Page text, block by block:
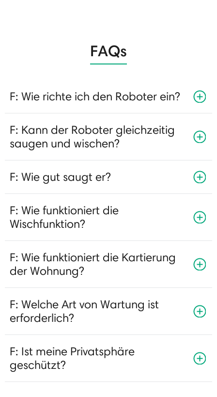
FAQs
F: Wie richte ich den Roboter ein?
F: Kann der Roboter gleichzeitig
saugen und wischen?
F: Wie gut saugt er?
F: Wie funktioniert die
Wischfunktion?
F: Wie funktioniert die Kartierung
der Wohnung?
F: Welche Art von Wartung ist
erforderlich?
F: Ist meine Privatsphäre
geschützt?